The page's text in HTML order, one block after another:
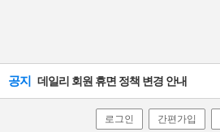
공지 데일리 회원 휴면 정책 변경 안내
로그인 간편가입